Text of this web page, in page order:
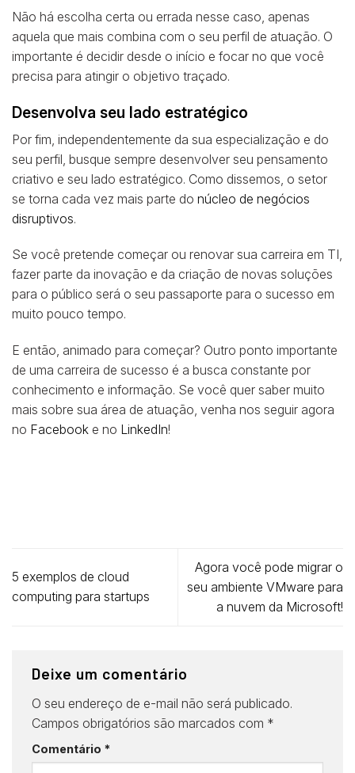
Não há escolha certa ou errada nesse caso, apenas
aquela que mais combina com o seu perfil de atuação. O
importante é decidir desde o início e focar no que você
precisa para atingir o objetivo traçado.
Desenvolva seu lado estratégico
Por fim, independentemente da sua especialização e do
seu perfil, busque sempre desenvolver seu pensamento
criativo e seu lado estratégico. Como dissemos, o setor
se torna cada vez mais parte do núcleo de negócios
disruptivos.
Se você pretende começar ou renovar sua carreira em TI,
fazer parte da inovação e da criação de novas soluções
para o público será o seu passaporte para o sucesso em
muito pouco tempo.
E então, animado para começar? Outro ponto importante
de uma carreira de sucesso é a busca constante por
conhecimento e informação. Se você quer saber muito
mais sobre sua área de atuação, venha nos seguir agora
no Facebook e no LinkedIn!
5 exemplos de cloud
computing para startups
Agora você pode migrar o
seu ambiente VMware para
a nuvem da Microsoft!
Deixe um comentário
O seu endereço de e-mail não será publicado.
Campos obrigatórios são marcados com *
Comentário *